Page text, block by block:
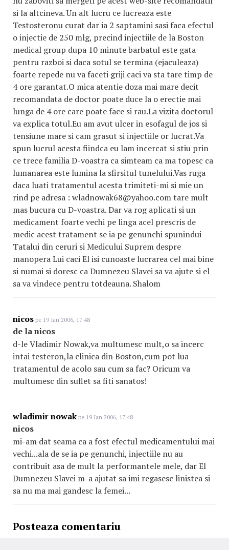
si la altcineva. Un alt lucru ce lucreaza este
Testosteronu curat dar ia 2 saptamini sasi faca efectul
o injectie de 250 mlg, precind injectiile de la Boston
medical group dupa 10 minute barbatul este gata
pentru razboi si daca sotul se termina (ejaculeaza)
foarte repede nu va faceti griji caci va sta tare timp de
4 ore garantat.O mica atentie doza mai mare decit
recomandata de doctor poate duce la o erectie mai
lunga de 4 ore care poate face si rau.La vizita doctorul
va explica totul.Eu am avut ulcer in esofagul de jos si
tensiune mare si cam grasut si injectiile or lucrat.Va
spun lucrul acesta fiindca eu lam incercat si stiu prin
ce trece familia D-voastra ca simteam ca ma topesc ca
lumanarea este lumina la sfirsitul tunelului.Vas ruga
daca luati tratamentul acesta trimiteti-mi si mie un
rind pe adresa : wladnowak68@yahoo.com tare mult
mas bucura cu D-voastra. Dar va rog aplicati si un
medicament foarte vechi pe linga acel prescris de
medic acest tratament se ia pe genunchi spunindui
Tatalui din ceruri si Medicului Suprem despre
manopera Lui caci El isi cunoaste lucrarea cel mai bine
si numai si doresc ca Dumnezeu Slavei sa va ajute si el
sa va vindece pentru totdeauna. Shalom
nicos pe 19 Ian 2006, 17:48
de la nicos
d-le Vladimir Nowak,va multumesc mult,o sa incerc
intai testeron,la clinica din Boston,cum pot lua
tratamentul de acolo sau cum sa fac? Oricum va
multumesc din suflet sa fiti sanatos!
wladimir nowak pe 19 Ian 2006, 17:48
nicos
mi-am dat seama ca a fost efectul medicamentului mai
vechi...ala de se ia pe genunchi, injectiile nu au
contribuit asa de mult la performantele mele, dar El
Dumnezeu Slavei m-a ajutat sa imi regasesc linistea si
sa nu ma mai gandesc la femei...
Posteaza comentariu